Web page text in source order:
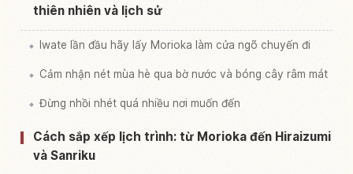
thiên nhiên và lịch sử
Iwate lần đầu hãy lấy Morioka làm cửa ngõ chuyến đi
Cảm nhận nét mùa hè qua bờ nước và bóng cây râm mát
Đừng nhồi nhét quá nhiều nơi muốn đến
Cách sắp xếp lịch trình: từ Morioka đến Hiraizumi
và Sanriku